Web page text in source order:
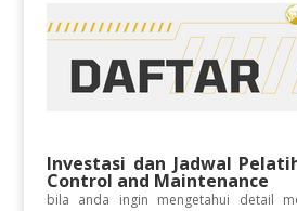
Investasi dan Jadwal
Control and Maintenance
bila anda ingin mengetahui detail